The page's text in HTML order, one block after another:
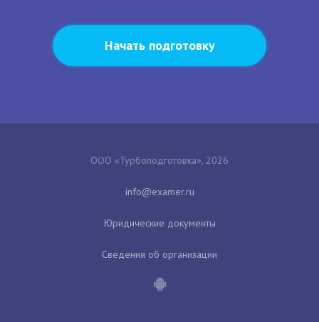
Начать подготовку
ООО «Турбоподготовка», 2026
Юридические документы
Сведения об организации